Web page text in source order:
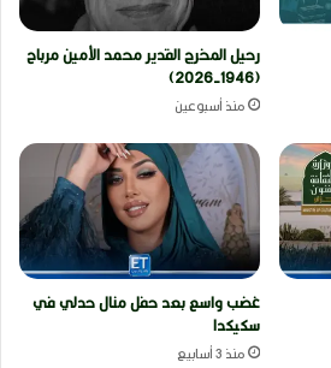
رحيل المخرج القدير محمد الأمين مرباح
(1946-2026)
منذ أسبوعين
غضب واسع بعد حفل منال حدلي في
سكيكدا
منذ 3 أسابيع